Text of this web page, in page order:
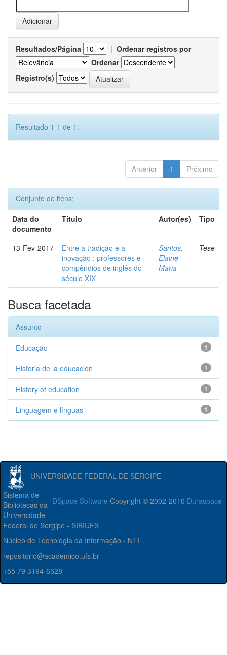
Resultados/Página | Ordenar registros por
Ordenar
Registro(s)
Resultado 1-1 de 1.
Anterior 1 Próximo
Conjunto de itens:
Data do
documento
Título Autor(es) Tipo
13-Fev-2017
Entre a tradição e a
inovação : professores e
compêndios de inglês do
século XIX
Santos,
Elaine
Maria
Tese
Busca facetada
Assunto
1
Educação
1
Historia de la educación
1
History of education
1
Linguagem e línguas
UNIVERSIDADE FEDERAL DE SERGIPE
DSpace Software Copyright © 2002-2010 Duraspace
Sistema de
Bibliotecas da
Universidade
Federal de Sergipe - SIBIUFS
Núcleo de Tecnologia da Informação - NTI
repositorio@academico.ufs.br
+55 79 3194-6528